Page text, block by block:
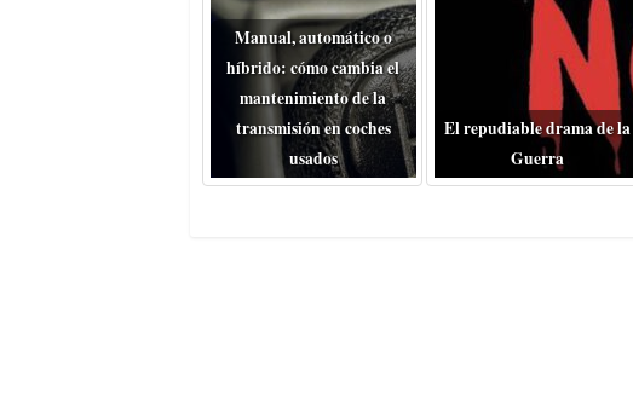
Manual, automático o
híbrido: cómo cambia el
mantenimiento de la
transmisión en coches
usados
El repudiable drama de la
Guerra